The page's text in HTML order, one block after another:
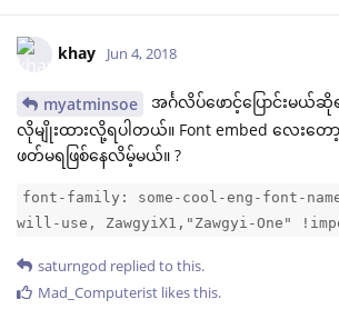
khay Jun 4, 2018
myatminsoe
အင်္ဂလိပ်ဖောင့်ပြောင်းမယ်
လိုမျိုးထားလို့ရပါတယ်။ Font embed လေးတော့
ဖတ်မရဖြစ်နေလိမ့်မယ်။ ?
font-family: some-cool-eng-font-
will-use, ZawgyiX1,"Zawgyi-One"
saturngod replied to this.
Mad_Computerist likes this.